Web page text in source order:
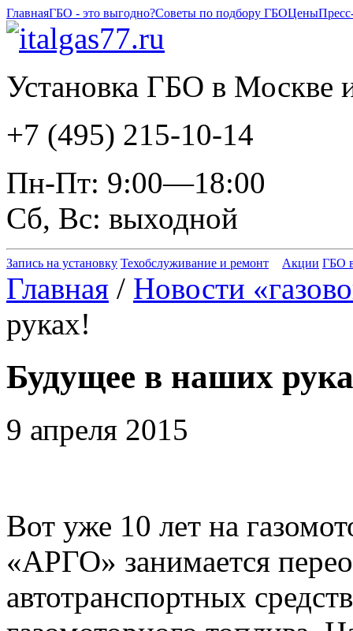
ГлавнаяГБО - это выгодно?Советы по подбору ГБОЦены
Установка ГБО в Москве
+7 (495) 215-10-14
Пн-Пт: 9:00—18:00
Сб, Вс: выходной
Запись на установку Техобслуживание и ремонт Акции ГБО
Главная / Новости
руках!
Будущее в наших
9 апреля 2015
Вот уже 10 лет на
«АРГО» занимается
автотранспортных